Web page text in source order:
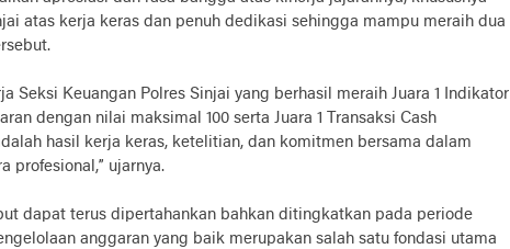
atas kerja keras dan penuh dedikasi sehingga mampu meraih dua
Seksi Keuangan Polres Sinjai yang berhasil meraih Juara 1 Indikator
dengan nilai maksimal 100 serta Juara 1 Transaksi Cash
hasil kerja keras, ketelitian, dan komitmen bersama dalam
profesional,” ujarnya.
dapat terus dipertahankan bahkan ditingkatkan pada periode
anggaran yang baik merupakan salah satu fondasi utama